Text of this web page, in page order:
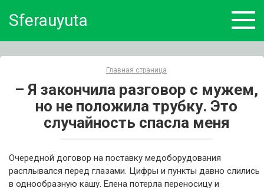
Sferauyuta
Главная страница
– Я закончила разговор с мужем,
но не положила трубку. Это
случайность спасла меня
Очередной договор на поставку медоборудования
расплывался перед глазами. Цифры и пункты давно слились
в однообразную кашу. Елена потерла переносицу и